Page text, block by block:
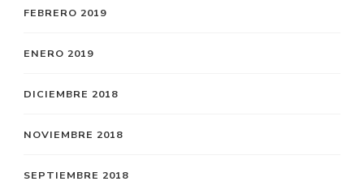
FEBRERO 2019
ENERO 2019
DICIEMBRE 2018
NOVIEMBRE 2018
SEPTIEMBRE 2018